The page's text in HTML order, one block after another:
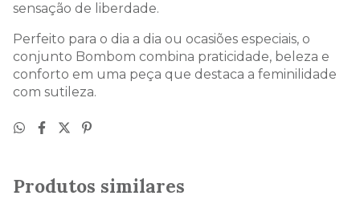
sensação de liberdade.
Perfeito para o dia a dia ou ocasiões especiais, o
conjunto Bombom combina praticidade, beleza e
conforto em uma peça que destaca a feminilidade
com sutileza.
Produtos similares